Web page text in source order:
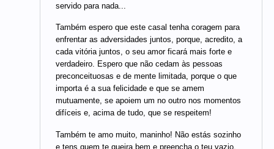
servido para nada...
Também espero que este casal tenha coragem para
enfrentar as adversidades juntos, porque, acredito, a
cada vitória juntos, o seu amor ficará mais forte e
verdadeiro. Espero que não cedam às pessoas
preconceituosas e de mente limitada, porque o que
importa é a sua felicidade e que se amem
mutuamente, se apoiem um no outro nos momentos
difíceis e, acima de tudo, que se respeitem!
Também te amo muito, maninho! Não estás sozinho
e tens quem te queira bem e preencha o teu vazio.